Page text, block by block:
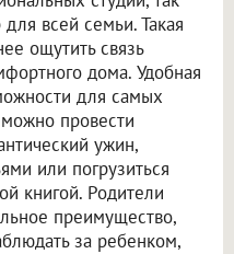
всей семьи. Такая
ощутить связь
дома. Удобная
для самых
провести
ужин,
или погрузиться
книгой. Родители
преимущество,
за ребенком,